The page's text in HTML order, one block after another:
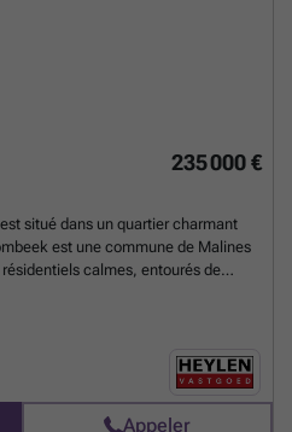
235 000 €
situé dans un quartier charmant
est une commune de Malines
calmes, entourés de
accessibles à pied ou à vélo. Le
connexion à l'autoroute E19
est situé au rez-de-chaussée.
de lumière naturelle grâce aux
Appeler